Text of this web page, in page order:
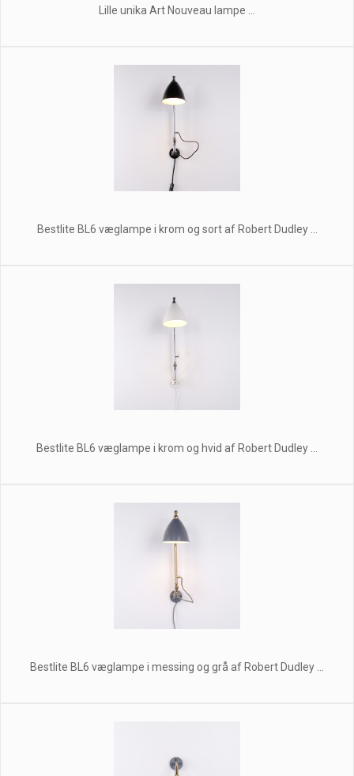
Lille unika Art Nouveau lampe ...
Bestlite BL6 væglampe i krom og sort af Robert Dudley ...
Bestlite BL6 væglampe i krom og hvid af Robert Dudley ...
Bestlite BL6 væglampe i messing og grå af Robert Dudley ...